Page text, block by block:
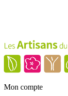
Mon compte